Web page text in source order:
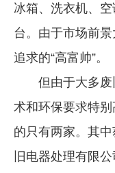
《资源再生》杂志
数字报
冰箱、洗衣机、
台。由于市场前
追求的“高富帅”。
但由于大多废
术和环保要求特
的只有两家。其
旧电器处理有限